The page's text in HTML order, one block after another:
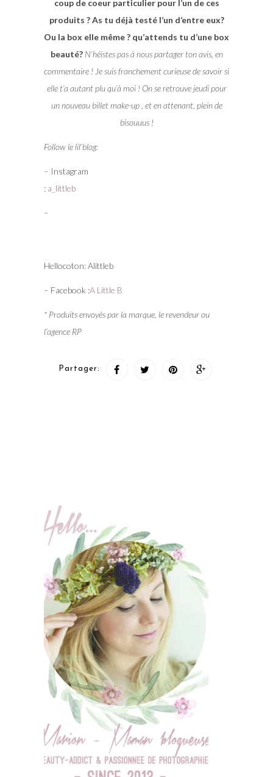
coup de coeur particulier pour l’un de ces
produits ? As tu déjà testé l’un d’entre eux?
Ou la box elle même ? qu’attends tu d’une box
beauté? N’héistes pas à nous partager ton avis, en
commentaire ! Je suis franchement curieuse de savoir si
elle t’a autant plu qu’à moi ! On se retrouve jeudi pour
un nouveau billet make-up , et en attenant, plein de
bisouuus !
Follow le lil’blog:
– Instagram
: a_littleb
–
Hellocoton: Alittleb
– Facebook :A Little B
* Produits envoyés par la marque, le revendeur ou
l’agence RP
Partager: